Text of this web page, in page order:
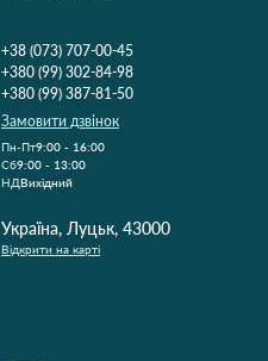
+38 (073) 707-00-45
+380 (99) 302-84-98
+380 (99) 387-81-50
Замовити дзвінок
Пн-Пт9:00 - 16:00
Cб9:00 - 13:00
НДВихідний
Україна, Луцьк, 43000
Відкрити на карті